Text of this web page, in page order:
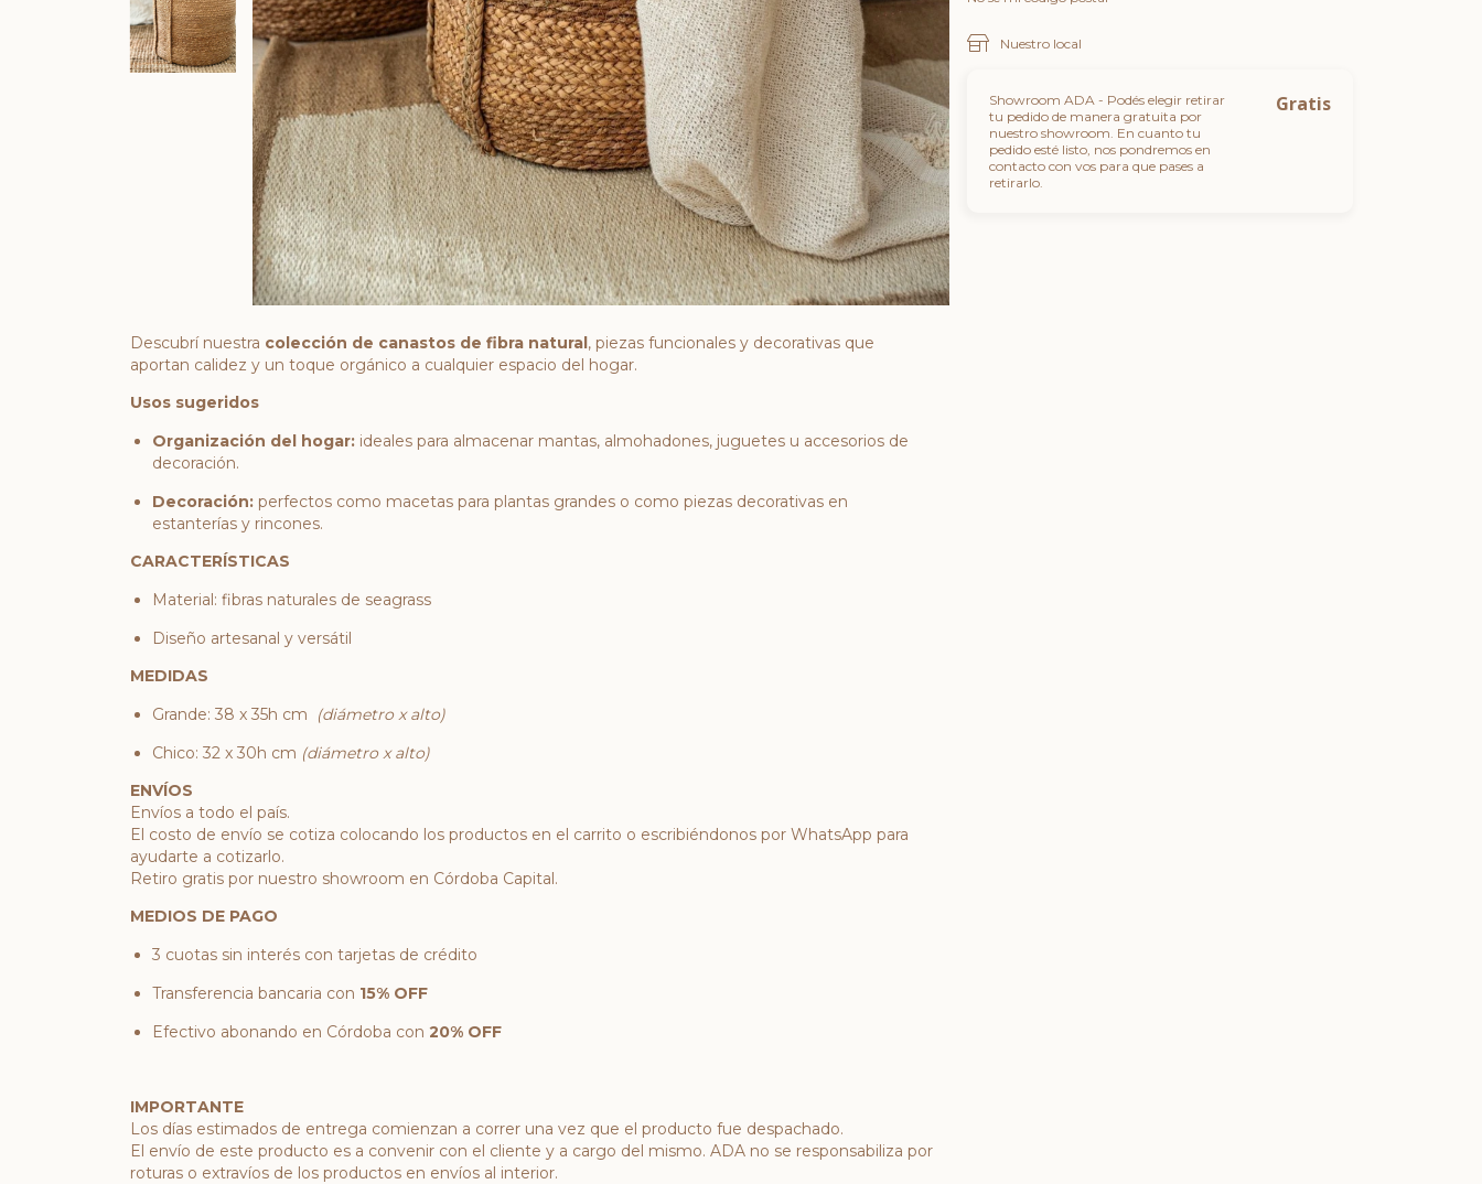
Descubrí nuestra colección de canastos de fibra natural, piezas funcionales y decorativas que
aportan calidez y un toque orgánico a cualquier espacio del hogar.
Usos sugeridos
Organización del hogar: ideales para almacenar mantas, almohadones, juguetes u accesorios de
decoración.
Decoración: perfectos como macetas para plantas grandes o como piezas decorativas en
estanterías y rincones.
CARACTERÍSTICAS
Material: fibras naturales de seagrass
Diseño artesanal y versátil
MEDIDAS
Grande: 38 x 35h cm
(diámetro x alto)
Chico: 32 x 30h cm (diámetro x alto)
ENVÍOS
Envíos a todo el país.
El costo de envío se cotiza colocando los productos en el carrito o escribiéndonos por WhatsApp para
ayudarte a cotizarlo.
Retiro gratis por nuestro showroom en Córdoba Capital.
MEDIOS DE PAGO
3 cuotas sin interés con tarjetas de crédito
Transferencia bancaria con 15% OFF
Efectivo abonando en Córdoba con 20% OFF
IMPORTANTE
Los días estimados de entrega comienzan a correr una vez que el producto fue despachado.
El envío de este producto es a convenir con el cliente y a cargo del mismo. ADA no se responsabiliza por
roturas o extravíos de los productos en envíos al interior.
Nuestro local
Showroom ADA - Podés elegir retirar
tu pedido de manera gratuita por
nuestro showroom. En cuanto tu
pedido esté listo, nos pondremos en
contacto con vos para que pases a
retirarlo.
Gratis